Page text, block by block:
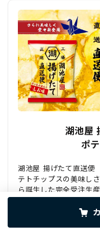
湖池屋
ポ
湖池屋 揚げたて直送便
テトチップスの美味し
ら誕生した完全受注生
生産から三日以内に出
ます。揚げたてだから